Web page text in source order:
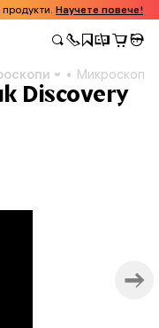
Научете повече!
Микроскоп
Discovery